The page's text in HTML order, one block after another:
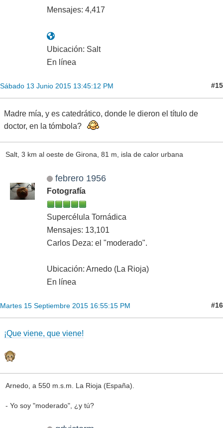
Mensajes: 4,417
Ubicación: Salt
En línea
Sábado 13 Junio 2015 13:45:12 PM #15
Madre mía, y es catedrático, donde le dieron el título de
doctor, en la tómbola?
Salt, 3 km al oeste de Girona, 81 m, isla de calor urbana
febrero 1956
Fotografía
Supercélula Tornádica
Mensajes: 13,101
Carlos Deza: el "moderado".
Ubicación: Arnedo (La Rioja)
En línea
Martes 15 Septiembre 2015 16:55:15 PM #16
¡Que viene, que viene!
Arnedo, a 550 m.s.m. La Rioja (España).
- Yo soy "moderado", ¿y tú?